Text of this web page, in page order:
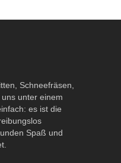
Schneefräsen,
unter einem
es ist die
Spaß und